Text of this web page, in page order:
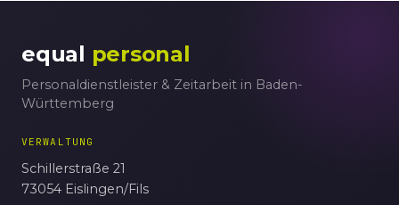
equal personal
Personaldienstleister & Zeitarbeit in Baden-
Württemberg
VERWALTUNG
Schillerstraße 21
73054 Eislingen/Fils